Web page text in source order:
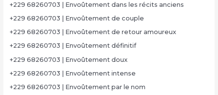
+229 68260703 | Envoûtement dans les récits anciens
+229 68260703 | Envoûtement de couple
+229 68260703 | Envoûtement de retour amoureux
+229 68260703 | Envoûtement définitif
+229 68260703 | Envoûtement doux
+229 68260703 | Envoûtement intense
+229 68260703 | Envoûtement par le nom